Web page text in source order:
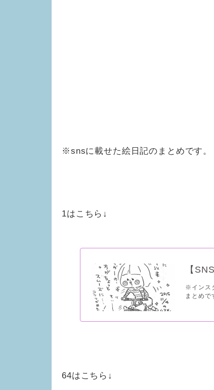
※snsに載せた絵日記のまとめです。
1はこちら↓
【
※インス
まとめ
64はこちら↓